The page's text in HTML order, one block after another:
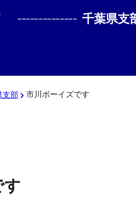
-------------- 千葉県支
支部 市川ボーイズです
す